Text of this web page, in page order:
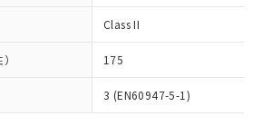
Class II
175
3 (EN60947-5-1)
。
況および標準価格結果を当社の
諾なく第三者に漏洩または開
いようお願いします。
ーツ機能（部品リスト作成サー
ご利用いただくには、I-Web
月
り替え状況などにより、予定
ことがあります。
物質（10物質）のすべてが基
ることを示します。
の使用状況下において有害物
えいし、環境に深刻な影響を
貴社製品を第三者に販売する
、上記1、2および3の内容を当
に通知します。また当社は、
および販売に係わる関係者が違
出するおそれがある場合は、取
はお客様担当のオムロン制御
器販売店・当社販売員にご確
ださい)
注生産機種、また在庫状況の
を公開していない機種